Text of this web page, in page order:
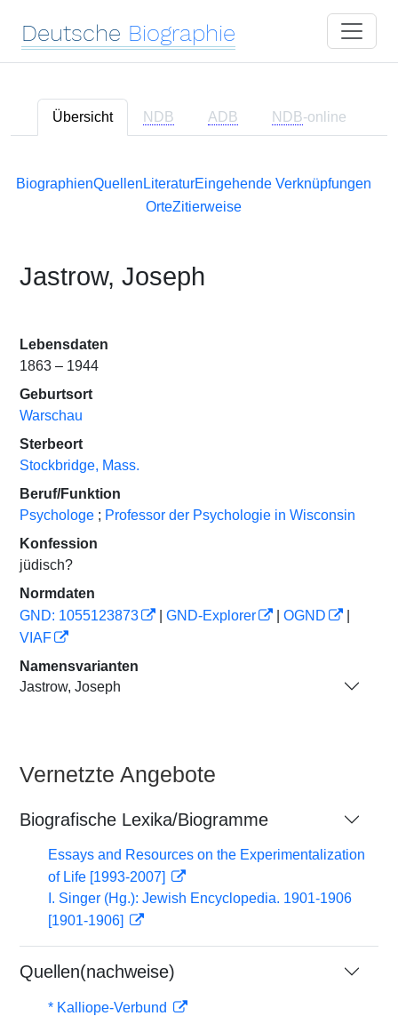
Deutsche Biographie
Übersicht NDB ADB NDB-online
BiographienQuellen LiteraturEingehende Verknüpfungen
OrteZitierweise
Jastrow, Joseph
Lebensdaten
1863 – 1944
Geburtsort
Warschau
Sterbeort
Stockbridge, Mass.
Beruf/Funktion
Psychologe ; Professor der Psychologie in Wisconsin
Konfession
jüdisch?
Normdaten
GND: 1055123873
GND-Explorer OGND
VIAF
Namensvarianten
Jastrow, Joseph
Vernetzte Angebote
Biografische Lexika/Biogramme
Essays and Resources on the Experimentalization
of Life [1993-2007]
I. Singer (Hg.): Jewish Encyclopedia. 1901-1906
[1901-1906]
Quellen(nachweise)
* Kalliope-Verbund